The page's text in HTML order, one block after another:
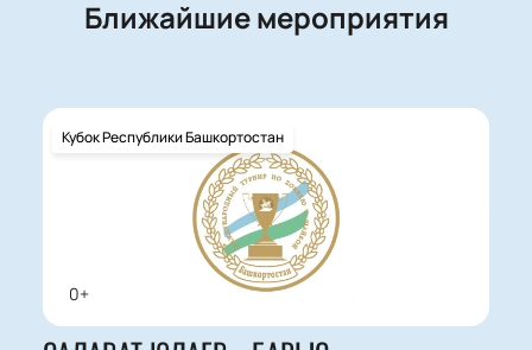
Ближайшие мероприятия
0+
Кубок Республики Башкортостан